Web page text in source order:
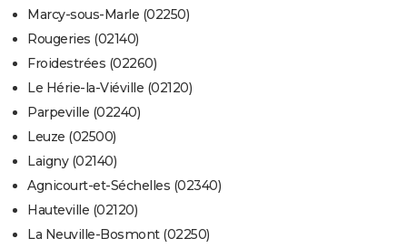
Marcy-sous-Marle (02250)
Rougeries (02140)
Froidestrées (02260)
Le Hérie-la-Viéville (02120)
Parpeville (02240)
Leuze (02500)
Laigny (02140)
Agnicourt-et-Séchelles (02340)
Hauteville (02120)
La Neuville-Bosmont (02250)